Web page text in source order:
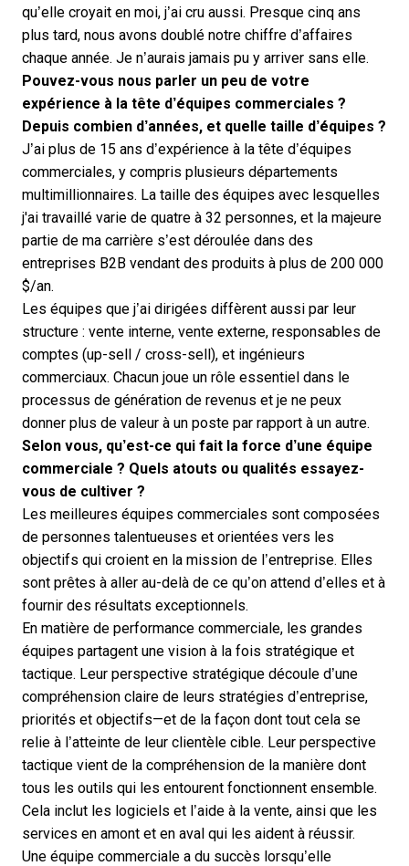
qu’elle croyait en moi, j’ai cru aussi. Presque cinq ans
plus tard, nous avons doublé notre chiffre d’affaires
chaque année. Je n’aurais jamais pu y arriver sans elle.
Pouvez-vous nous parler un peu de votre
expérience à la tête d’équipes commerciales ?
Depuis combien d’années, et quelle taille d’équipes ?
J’ai plus de 15 ans d’expérience à la tête d’équipes
commerciales, y compris plusieurs départements
multimillionnaires. La taille des équipes avec lesquelles
j'ai travaillé varie de quatre à 32 personnes, et la majeure
partie de ma carrière s’est déroulée dans des
entreprises B2B vendant des produits à plus de 200 000
$/an.
Les équipes que j’ai dirigées diffèrent aussi par leur
structure : vente interne, vente externe, responsables de
comptes (up-sell / cross-sell), et ingénieurs
commerciaux. Chacun joue un rôle essentiel dans le
processus de génération de revenus et je ne peux
donner plus de valeur à un poste par rapport à un autre.
Selon vous, qu’est-ce qui fait la force d’une équipe
commerciale ? Quels atouts ou qualités essayez-
vous de cultiver ?
Les meilleures équipes commerciales sont composées
de personnes talentueuses et orientées vers les
objectifs qui croient en la mission de l’entreprise. Elles
sont prêtes à aller au-delà de ce qu’on attend d’elles et à
fournir des résultats exceptionnels.
En matière de performance commerciale, les grandes
équipes partagent une vision à la fois stratégique et
tactique. Leur perspective stratégique découle d’une
compréhension claire de leurs stratégies d’entreprise,
priorités et objectifs—et de la façon dont tout cela se
relie à l’atteinte de leur clientèle cible. Leur perspective
tactique vient de la compréhension de la manière dont
tous les outils qui les entourent fonctionnent ensemble.
Cela inclut les logiciels et l’aide à la vente, ainsi que les
services en amont et en aval qui les aident à réussir.
Une équipe commerciale a du succès lorsqu’elle